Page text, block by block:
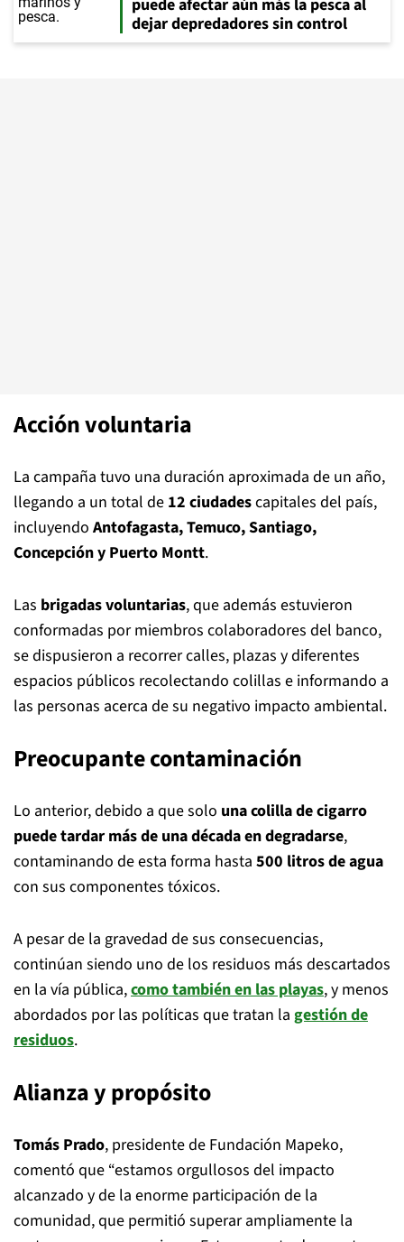
puede afectar aún más la pesca al
dejar depredadores sin control
Acción voluntaria
La campaña tuvo una duración aproximada de un año,
llegando a un total de 12 ciudadescapitales del país,
incluyendo Antofagasta, Temuco, Santiago,
Concepción y Puerto Montt.
Las brigadas voluntarias, que además estuvieron
conformadas por miembros colaboradores del banco,
se dispusieron a recorrer calles, plazas y diferentes
espacios públicos recolectando colillas e informando a
las personas acerca de su negativo impacto ambiental.
Preocupante contaminación
Lo anterior, debido a que solo una colilla de cigarro
puede tardar más de una década en degradarse,
contaminando de esta forma hasta 500 litros de agua
con sus componentes tóxicos.
A pesar de la gravedad de sus consecuencias,
continúan siendo uno de los residuos más descartados
en la vía pública,como también en las playas, y menos
abordados por las políticas que tratan la gestión de
residuos.
Alianza y propósito
Tomás Prado, presidente de Fundación Mapeko,
comentó que “estamos orgullosos del impacto
alcanzado y de la enorme participación de la
comunidad, que permitió superar ampliamente la